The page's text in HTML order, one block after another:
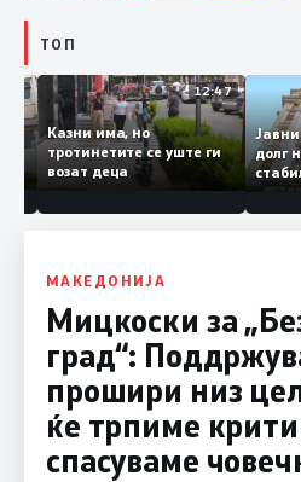
ТОП
12:50
и
12:47
Казни има, но
тротинетите се уште ги
возат деца
МАКЕДОНИЈА
Мицкоски за
град“:
прошири низ
ќе трпиме
спасуваме